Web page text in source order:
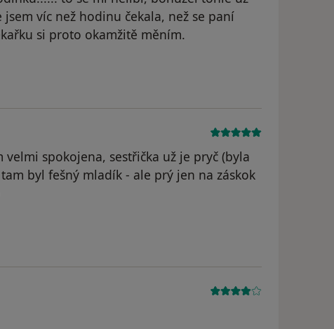
víc než hodinu čekala, než se paní
si proto okamžitě měním.
účet byl odstraněn
spokojena, sestřička už je pryč (byla
byl fešný mladík - ale prý jen na záskok
Glosová